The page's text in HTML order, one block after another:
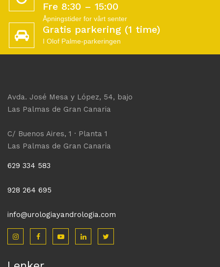
Fre 8:30 – 15:00
Åpningstider for vårt senter
Gratis parkering (1 time)
I Olof Palme-parkeringen
Avda. José Mesa y López, 54, bajo
Las Palmas de Gran Canaria
C/ Buenos Aires, 1 · Planta 1
Las Palmas de Gran Canaria
629 334 583
928 264 695
info@urologiayandrologia.com